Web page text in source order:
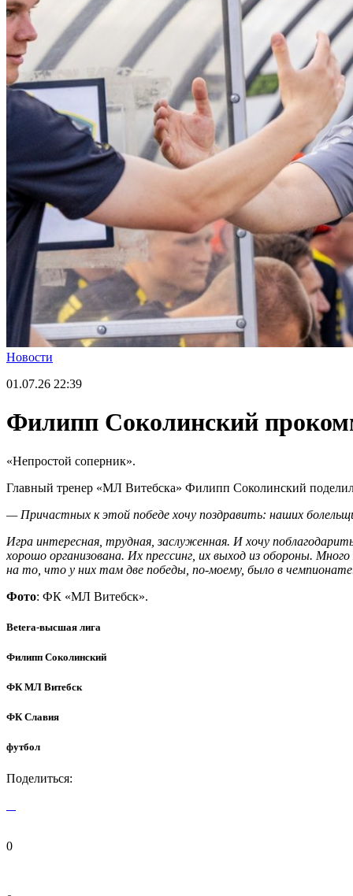
Новости
01.07.26 22:39
Филипп Соколинский
«Непростой соперник».
Главный тренер «МЛ Витебска» Филипп Соколинский
— Причастных к этой победе хочу поздравить: наших
Игра интересная, трудная, заслуженная. И хочу
хорошо организована. Их прессинг, их выход из обороны.
на то, что у них там две победы, по-моему, было в
Фото: ФК «МЛ Витебск».
Betera-высшая лига
Филипп Соколинский
ФК МЛ Витебск
ФК Славия
футбол
Поделиться:
0